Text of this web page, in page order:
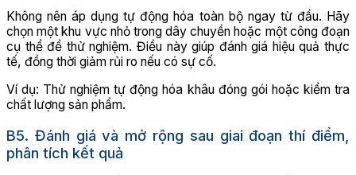
Không nên áp dụng tự động hóa toàn bộ ngay từ đầu. Hãy
chọn một khu vực nhỏ trong dây chuyền hoặc một công đoạn
cụ thể để thử nghiệm. Điều này giúp đánh giá hiệu quả thực
tế, đồng thời giảm rủi ro nếu có sự cố.
Ví dụ: Thử nghiệm tự động hóa khâu đóng gói hoặc kiểm tra
chất lượng sản phẩm.
B5. Đánh giá và mở rộng sau giai đoạn thí điểm,
phân tích kết quả